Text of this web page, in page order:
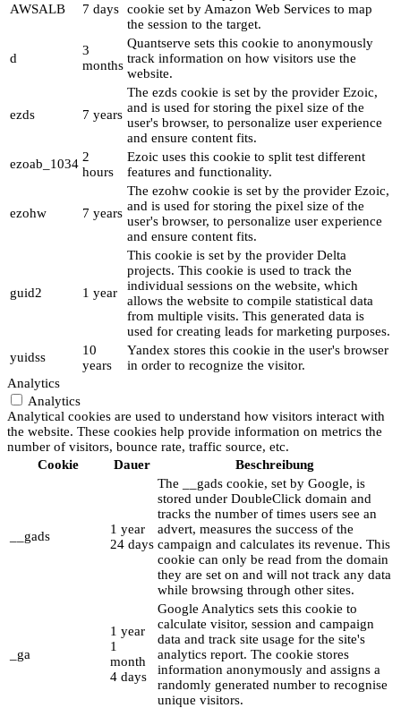
AWSALB 7 days cookie set by Amazon Web Services to map
the session to the target.
d
3
months
Quantserve sets this cookie to anonymously
track information on how visitors use the
website.
ezds 7 years
The ezds cookie is set by the provider Ezoic,
and is used for storing the pixel size of the
user's browser, to personalize user experience
and ensure content fits.
ezoab_1034 2
hours
Ezoic uses this cookie to split test different
features and functionality.
ezohw 7 years
The ezohw cookie is set by the provider Ezoic,
and is used for storing the pixel size of the
user's browser, to personalize user experience
and ensure content fits.
guid2 1 year
This cookie is set by the provider Delta
projects. This cookie is used to track the
individual sessions on the website, which
allows the website to compile statistical data
from multiple visits. This generated data is
used for creating leads for marketing purposes.
yuidss
10
years
Yandex stores this cookie in the user's browser
in order to recognize the visitor.
Analytics
Analytics
Analytical cookies are used to understand how visitors interact with
the website. These cookies help provide information on metrics the
number of visitors, bounce rate, traffic source, etc.
Cookie
Dauer Beschreibung
__gads
1 year
24 days
The __gads cookie, set by Google, is
stored under DoubleClick domain and
tracks the number of times users see an
advert, measures the success of the
campaign and calculates its revenue. This
cookie can only be read from the domain
they are set on and will not track any data
while browsing through other sites.
_ga
1 year
1
month
4 days
Google Analytics sets this cookie to
calculate visitor, session and campaign
data and track site usage for the site's
analytics report. The cookie stores
information anonymously and assigns a
randomly generated number to recognise
unique visitors.